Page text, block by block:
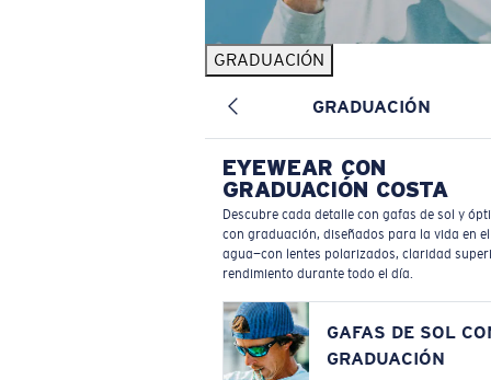
GRADUACIÓN
GRADUACIÓN
EYEWEAR CON
GRADUACIÓN COSTA
Descubre cada detalle con gafas de sol y
con graduación, diseñados para la vida en el
agua—con lentes polarizados, claridad
rendimiento durante todo el día.
GAFAS DE SOL
GRADUACIÓN